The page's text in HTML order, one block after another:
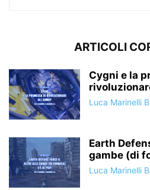
ARTICOLI
Cygni e la
Luca Marinelli
Earth
gambe (di
Luca Marinelli